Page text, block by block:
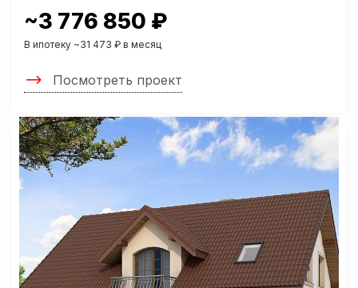
~3 776 850 ₽
В ипотеку ~31 473 ₽ в месяц
Посмотреть проект